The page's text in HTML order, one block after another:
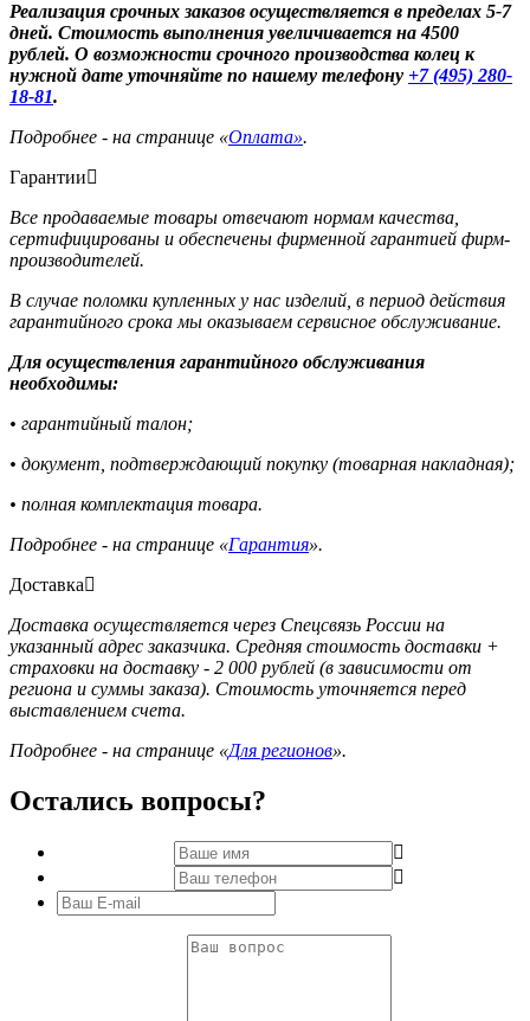
Реализация срочных заказов осуществляется в пределах 5-7
дней. Стоимость выполнения увеличивается на 4500
рублей. О возможности срочного производства колец к
нужной дате уточняйте по нашему телефону +7 (495) 280-
18-81.
Подробнее - на странице «Оплата».
Гарантии
Все продаваемые товары отвечают нормам качества,
сертифицированы и обеспечены фирменной гарантией фирм-
производителей.
В случае поломки купленных у нас изделий, в период действия
гарантийного срока мы оказываем сервисное обслуживание.
Для осуществления гарантийного обслуживания
необходимы:
• гарантийный талон;
• документ, подтверждающий покупку (товарная накладная);
• полная комплектация товара.
Подробнее - на странице «Гарантия».
Доставка
Доставка осуществляется через Спецсвязь России на
указанный адрес заказчика. Средняя стоимость доставки +
страховки на доставку - 2 000 рублей (в зависимости от
региона и суммы заказа). Стоимость уточняется перед
выставлением счета.
Подробнее - на странице «Для регионов».
Остались вопросы?